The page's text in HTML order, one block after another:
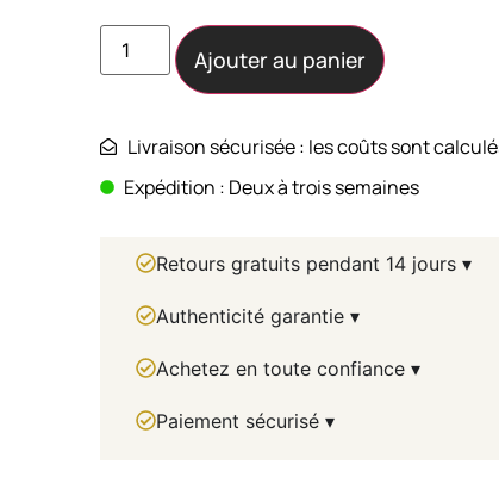
Ajouter au panier
Livraison sécurisée : les coûts sont
Expédition : Deux à trois semaines
Retours gratuits pendant 14 jours ▾
Authenticité garantie ▾
Achetez en toute confiance ▾
Paiement sécurisé ▾